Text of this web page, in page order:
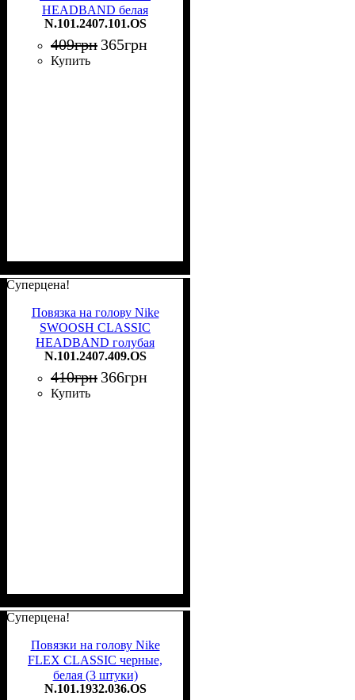
HEADBAND белая
N.101.2407.101.OS
N.101.2407.101.OS
409грн 365грн
Купить
Суперцена!
Повязка на голову Nike
SWOOSH CLASSIC
HEADBAND голубая
N.101.2407.409.OS
N.101.2407.409.OS
410грн 366грн
Купить
Суперцена!
Повязки на голову Nike
FLEX CLASSIC черные,
белая (3 штуки)
N.101.1932.036.OS
N.101.1932.036.OS